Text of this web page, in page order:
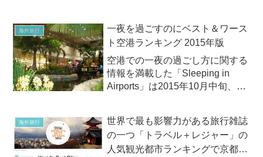
アライン満足度調査2012」の調
査結果を発表しました。この調査
は、2011年に海外渡...
海外旅行
一夜を過ごすのにベスト＆ワース
ト空港ランキング 2015年版
空港での一夜の過ごし方に関する
情報を満載した「Sleeping in
Airports」は2015年10月中旬、
年版ランキングを発表しました。
「...
海外旅行
世界で最も影響力がある旅行雑誌
の一つ「トラベル＋レジャー」の
人気観光都市ランキングで京都市